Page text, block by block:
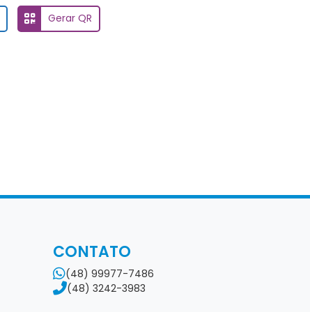
Gerar QR
CONTATO
(48) 99977-7486
(48) 3242-3983